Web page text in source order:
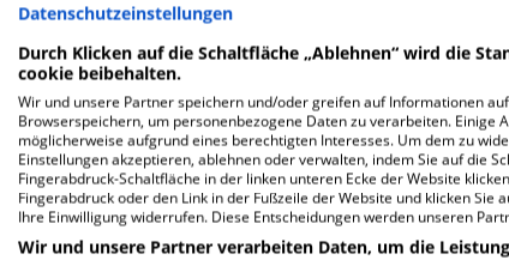
FAQ
Hier ﬁnden Sie häuﬁg gestellte Fragen zu dieser Klinik.
Wie lautet die Adresse von
Schulstr. 5
34513 Waldeck
Datenschutzeinstellungen
Durch Klicken auf die Schaltfläche „Ablehnen“ wird die
cookie beibehalten.
Wir und unsere Partner speichern und/oder greifen auf Informationen
Browserspeichern, um personenbezogene Daten zu verarbeiten.
möglicherweise aufgrund eines berechtigten Interesses. Um dem zu
Einstellungen akzeptieren, ablehnen oder verwalten, indem Sie auf die
Fingerabdruck-Schaltfläche in der linken unteren Ecke der Website
Fingerabdruck oder den Link in der Fußzeile der Website und klicken Sie
Ihre Einwilligung widerrufen. Diese Entscheidungen werden unseren
Wir und unsere Partner verarbeiten Daten, um die